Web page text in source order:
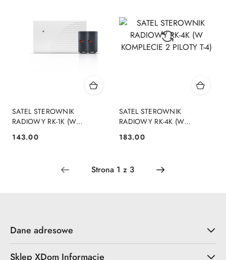
SATEL STEROWNIK
RADIOWY RK-1K (W
Cena:
143.00
SATEL STEROWNIK
RADIOWY RK-4K (W
Cena:
183.00
Dane adresowe
Sklep XDom Informacje